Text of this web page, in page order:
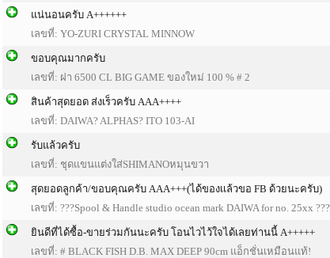
แน่นอนครับ A++++++
เลขที่: YO-ZURI CRYSTAL MINNOW
ขอบคุณมากครับ
เลขที่: ฝา 6500 CL BIG GAME ของใหม่ 100 % # 2
สินค้าสุดยอด ส่งเร็วครับ AAA++++
เลขที่: DAIWA? ALPHAS? ITO 103-AI
รับแล้วครับ
เลขที่: ชุดแขนแต่งใส่SHIMANOหมุนขวา
สุดยอดลูกค้า/ขอบคุณครับ AAA+++(ได้ของเเล้วขอ FB ด้วยนะครับ)
เลขที่: ???Spool & Handle studio ocean mark DAIWA for no. 25xx ???
ยินดีที่ได้ซื้อ-ขายร่วมกันนะครับ โอนไวไว้ใจได้เลยท่านนี้ A+++++
เลขที่: # BLACK FISH D.B. MAX DEEP 90cm แอ็กชั่นเหมือนแท้!